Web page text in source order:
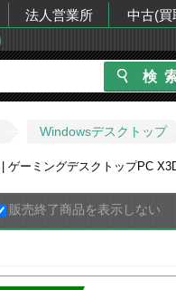
法人営業所 中古(買
Windowsデスクトップ
ゲーミングデスクトップPC
販売終了商品を表示しない